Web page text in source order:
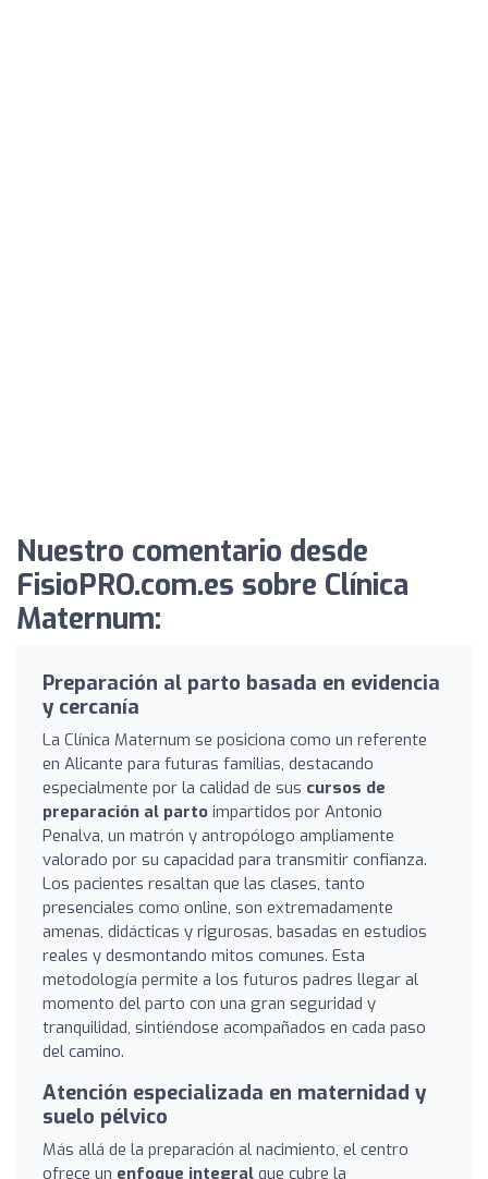
Nuestro comentario desde
FisioPRO.com.es sobre Clínica
Maternum:
Preparación al parto basada en evidencia
y cercanía
La Clínica Maternum se posiciona como un referente
en Alicante para futuras familias, destacando
especialmente por la calidad de sus cursos de
preparación al parto impartidos por Antonio
Penalva, un matrón y antropólogo ampliamente
valorado por su capacidad para transmitir confianza.
Los pacientes resaltan que las clases, tanto
presenciales como online, son extremadamente
amenas, didácticas y rigurosas, basadas en estudios
reales y desmontando mitos comunes. Esta
metodología permite a los futuros padres llegar al
momento del parto con una gran seguridad y
tranquilidad, sintiéndose acompañados en cada paso
del camino.
Atención especializada en maternidad y
suelo pélvico
Más allá de la preparación al nacimiento, el centro
ofrece un enfoque integral que cubre la